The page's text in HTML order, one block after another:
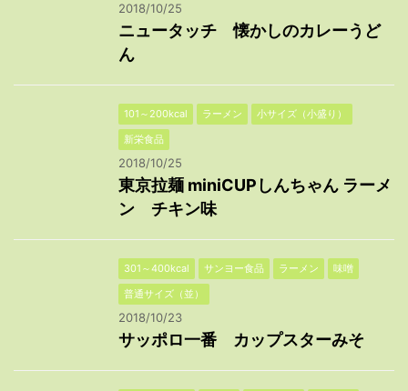
2018/10/25
ニュータッチ 懐かしのカレーうど
ん
101～200kcal ラーメン
小サイズ（小盛り）
新栄食品
2018/10/25
東京拉麺 miniCUPしんちゃん ラーメ
ン チキン味
301～400kcal サンヨー食品 ラーメン
味噌
普通サイズ（並）
2018/10/23
サッポロ一番 カップスターみそ